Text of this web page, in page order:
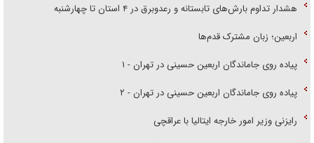
هشدار تداوم بارش‌های تابستانه و رعدوبرق در ۴ استان تا چهارشنبه
اربعین؛ زبان مشترک قدم‌ها
پیاده روی جاماندگان اربعین حسینی در تهران - ۱
پیاده روی جاماندگان اربعین حسینی در تهران - ۲
رایزنی وزیر امور خارجه ایتالیا با عراقچی